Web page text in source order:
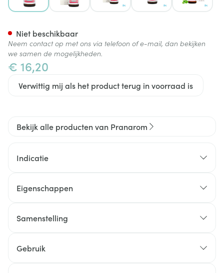
€ 16,20
Verwittig mij als het product terug in voorraad is
Niet beschikbaar
Neem contact op met ons via telefoon of e-mail, dan bekijken
we samen de mogelijkheden.
Bekijk alle producten van Pranarom
Indicatie
Eigenschappen
Samenstelling
Gebruik